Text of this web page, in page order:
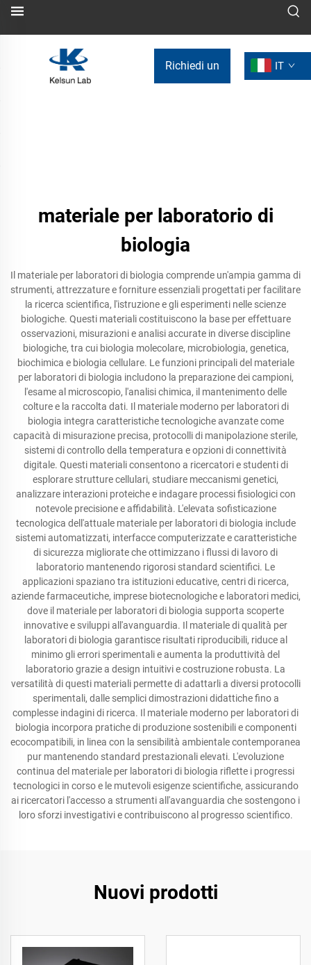
Richiedi un IT
materiale per laboratorio di
biologia
Il materiale per laboratori di biologia comprende un'ampia gamma di
strumenti, attrezzature e forniture essenziali progettati per facilitare
la ricerca scientifica, l'istruzione e gli esperimenti nelle scienze
biologiche. Questi materiali costituiscono la base per effettuare
osservazioni, misurazioni e analisi accurate in diverse discipline
biologiche, tra cui biologia molecolare, microbiologia, genetica,
biochimica e biologia cellulare. Le funzioni principali del materiale
per laboratori di biologia includono la preparazione dei campioni,
l'esame al microscopio, l'analisi chimica, il mantenimento delle
colture e la raccolta dati. Il materiale moderno per laboratori di
biologia integra caratteristiche tecnologiche avanzate come
capacità di misurazione precisa, protocolli di manipolazione sterile,
sistemi di controllo della temperatura e opzioni di connettività
digitale. Questi materiali consentono a ricercatori e studenti di
esplorare strutture cellulari, studiare meccanismi genetici,
analizzare interazioni proteiche e indagare processi fisiologici con
notevole precisione e affidabilità. L'elevata sofisticazione
tecnologica dell'attuale materiale per laboratori di biologia include
sistemi automatizzati, interfacce computerizzate e caratteristiche
di sicurezza migliorate che ottimizzano i flussi di lavoro di
laboratorio mantenendo rigorosi standard scientifici. Le
applicazioni spaziano tra istituzioni educative, centri di ricerca,
aziende farmaceutiche, imprese biotecnologiche e laboratori medici,
dove il materiale per laboratori di biologia supporta scoperte
innovative e sviluppi all'avanguardia. Il materiale di qualità per
laboratori di biologia garantisce risultati riproducibili, riduce al
minimo gli errori sperimentali e aumenta la produttività del
laboratorio grazie a design intuitivi e costruzione robusta. La
versatilità di questi materiali permette di adattarli a diversi protocolli
sperimentali, dalle semplici dimostrazioni didattiche fino a
complesse indagini di ricerca. Il materiale moderno per laboratori di
biologia incorpora pratiche di produzione sostenibili e componenti
ecocompatibili, in linea con la sensibilità ambientale contemporanea
pur mantenendo standard prestazionali elevati. L'evoluzione
continua del materiale per laboratori di biologia riflette i progressi
tecnologici in corso e le mutevoli esigenze scientifiche, assicurando
ai ricercatori l'accesso a strumenti all'avanguardia che sostengono i
loro sforzi investigativi e contribuiscono al progresso scientifico.
Nuovi prodotti